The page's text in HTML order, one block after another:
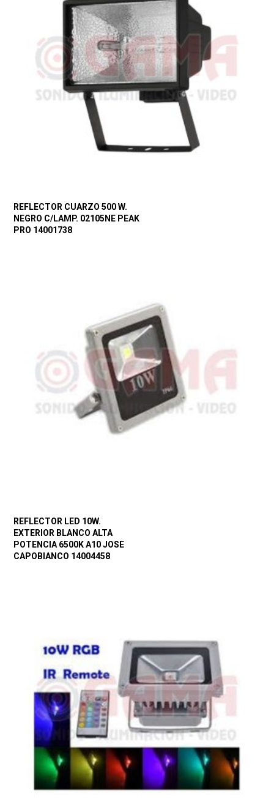
REFLECTOR CUARZO 500 W.
NEGRO C/LAMP. 02105NE PEAK
PRO 14001738
REFLECTOR LED 10W.
EXTERIOR BLANCO ALTA
POTENCIA 6500K A10 JOSE
CAPOBIANCO 14004458